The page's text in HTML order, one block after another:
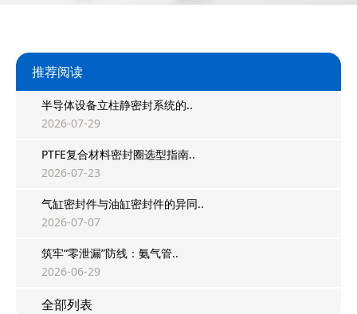
推荐阅读
半导体设备立柱静密封系统的..
2026-07-29
PTFE复合材料密封圈选型指南..
2026-07-23
气缸密封件与油缸密封件的异同..
2026-07-07
筑牢“零泄漏”防线：氨气管..
2026-06-29
全部列表